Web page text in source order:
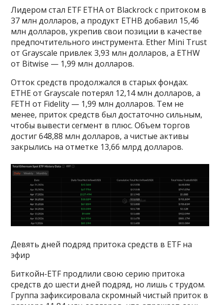
Лидером стал ETF ETHA от Blackrock с притоком в
37 млн долларов, а продукт ETHB добавил 15,46
млн долларов, укрепив свои позиции в качестве
предпочтительного инструмента. Ether Mini Trust
от Grayscale привлек 3,93 млн долларов, а ETHW
от Bitwise — 1,99 млн долларов.
Отток средств продолжался в старых фондах.
ETHE от Grayscale потерял 12,14 млн долларов, а
FETH от Fidelity — 1,99 млн долларов. Тем не
менее, приток средств был достаточно сильным,
чтобы вывести сегмент в плюс. Объем торгов
достиг 648,88 млн долларов, а чистые активы
закрылись на отметке 13,66 млрд долларов.
Девять дней подряд притока средств в ETF на
эфир
Биткойн-ETF продлили свою серию притока
средств до шести дней подряд, но лишь с трудом.
Группа зафиксировала скромный чистый приток в